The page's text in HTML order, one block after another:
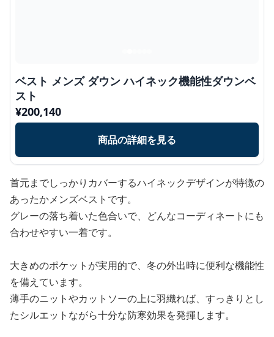
ベスト メンズ ダウン ハイネック機能性ダウンベ
スト
¥200,140
商品の詳細を見る
首元までしっかりカバーするハイネックデザインが特徴の
あったかメンズベストです。
グレーの落ち着いた色合いで、どんなコーディネートにも
合わせやすい一着です。
大きめのポケットが実用的で、冬の外出時に便利な機能性
を備えています。
薄手のニットやカットソーの上に羽織れば、すっきりとし
たシルエットながら十分な防寒効果を発揮します。